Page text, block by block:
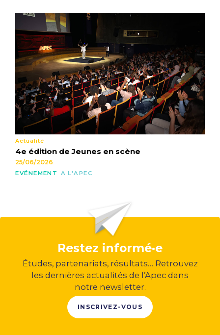
Actualité
4e édition de Jeunes en scène
25/06/2026
EVÉNEMENT A L'APEC
Restez informé·e
Études, partenariats, résultats… Retrouvez
les dernières actualités de l’Apec dans
notre newsletter.
INSCRIVEZ-VOUS